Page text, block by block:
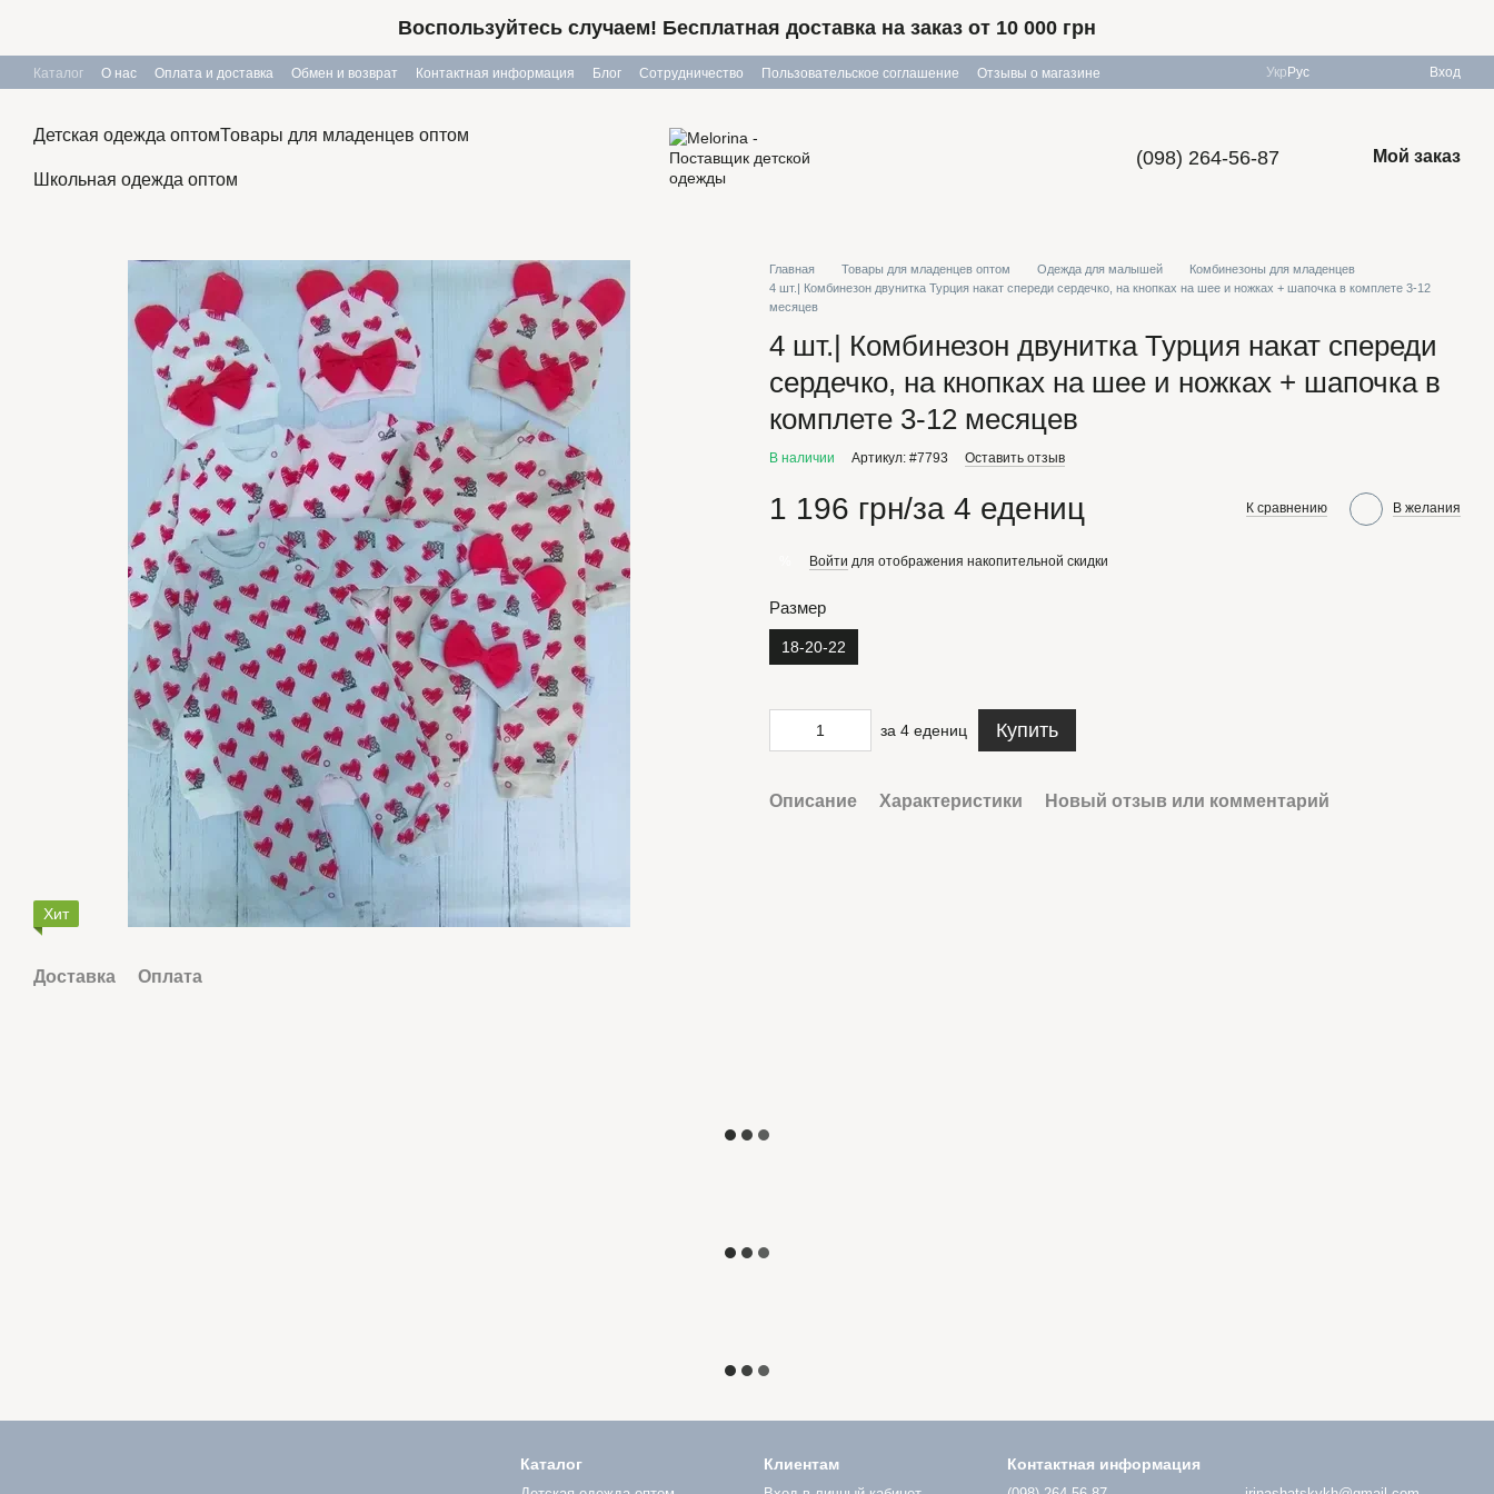
Воспользуйтесь случаем! Бесплатная доставка на заказ от 10 000 грн
Каталог О нас Оплата и доставка Обмен и возврат Контактная информация Блог Сотрудничество Пользовательское соглашение
Отзывы о магазине
Укр Рус Вход
Детская одежда оптомТовары для младенцев оптом
Школьная одежда оптом
(098) 264-56-87 Мой заказ
Хит
Доставка Оплата
Главная Товары для младенцев оптом Одежда для малышей
Комбинезоны для младенцев
4 шт.| Комбинезон двунитка Турция накат спереди сердечко, на кнопках на шее и ножках + шапочка в комплете 3-12
месяцев
4 шт.| Комбинезон двунитка Турция накат спереди
сердечко, на кнопках на шее и ножках + шапочка в
комплете 3-12 месяцев
В наличии Артикул: #7793 Оставить отзыв
1 196 грн/за 4 едениц К сравнению В желания
Войти для отображения накопительной скидки
Размер
18-20-22
за 4 едениц Купить
Описание Характеристики Новый отзыв или комментарий
Каталог Клиентам Контактная информация